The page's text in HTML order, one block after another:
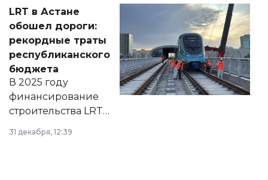
документ
появился в базе
нормативных
правовых актов и
на сайте маслихат
города.
LRT в Астане
обошел дороги:
рекордные траты
республиканского
бюджета
В 2025 году
финансирование
строительства LRT
в Астане из
республиканского
31 декабря, 12:39